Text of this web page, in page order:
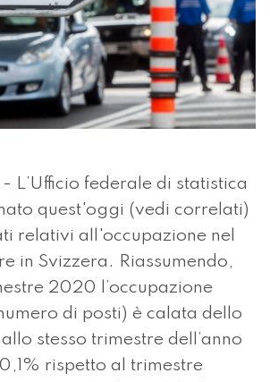
L’Ufficio federale di statistica
quest'oggi (vedi correlati)
relativi all'occupazione nel
in Svizzera. Riassumendo,
2020 l’occupazione
di posti) è calata dello
stesso trimestre dell’anno
rispetto al trimestre